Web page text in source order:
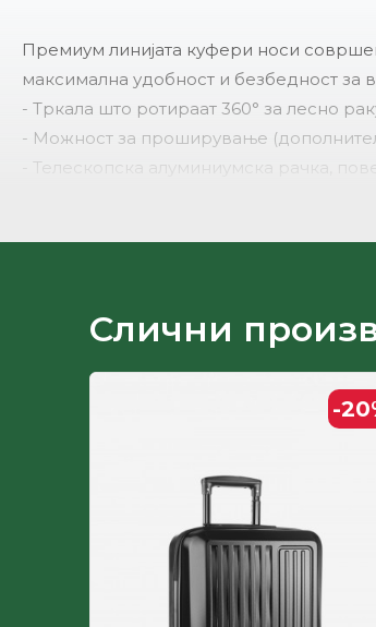
Премиум линијата куфери носи
максимална удобност и безбедност
- Тркала што ротираат 360° за лесно
- Можност за проширување
- Телескопска алуминиумска рачка,
- Стабилни ногарки и квалитетни патенти
- Премиум дизајн Enzo&Lorenzo
Димензии на моделот: 76x48x29cm
Слични
-20